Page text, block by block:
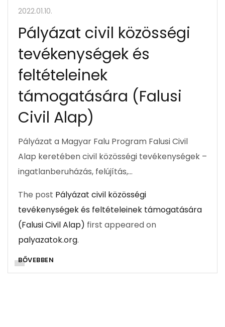
2022.01.10.
Pályázat civil közösségi
tevékenységek és
feltételeinek
támogatására (Falusi
Civil Alap)
Pályázat a Magyar Falu Program Falusi Civil
Alap keretében civil közösségi tevékenységek –
ingatlanberuházás, felújítás,…
The post Pályázat civil közösségi
tevékenységek és feltételeinek támogatására
(Falusi Civil Alap) first appeared on
palyazatok.org.
BŐVEBBEN